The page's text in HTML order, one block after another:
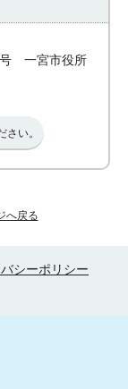
一宮市役所
さい。
へ戻る
シーポリシー